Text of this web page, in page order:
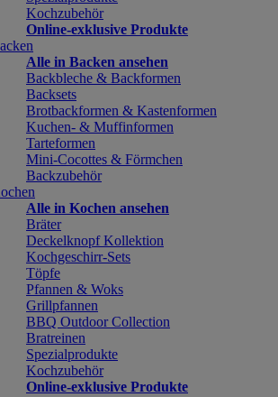
Kochzubehör
Online-exklusive Produkte
Alle in Backen ansehen
Backbleche & Backformen
Backsets
Brotbackformen & Kastenformen
Kuchen- & Muffinformen
Tarteformen
Mini-Cocottes & Förmchen
Backzubehör
Alle in Kochen ansehen
Bräter
Deckelknopf Kollektion
Kochgeschirr-Sets
Töpfe
Pfannen & Woks
Grillpfannen
BBQ Outdoor Collection
Bratreinen
Spezialprodukte
Kochzubehör
Online-exklusive Produkte